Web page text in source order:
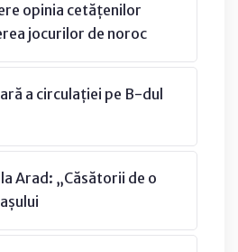
opinia cetățenilor
jocurilor de noroc
a circulației pe B-dul
Arad: „Căsătorii de o